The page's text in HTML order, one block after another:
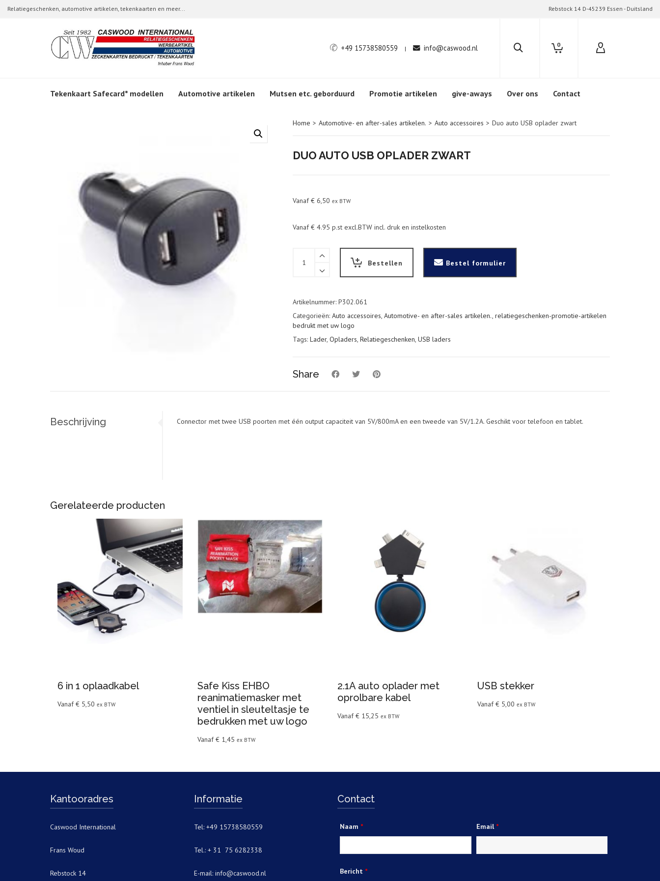
Relatiegeschenken, automotive artikelen, tekenkaarten en meer... Rebstock 14 D-45239 Essen - Duitsland
+49 15738580559 | info@caswood.nl 0
Tekenkaart Safecard* modellen Automotive artikelen Mutsen etc. geborduurd Promotie artikelen give-aways Over ons Contact
Home > Automotive- en after-sales artikelen. > Auto accessoires > Duo auto USB oplader zwart
DUO AUTO USB OPLADER ZWART
Vanaf€6,50 ex BTW
Vanaf € 4.95 p.st excl.BTW incl. druk en instelkosten
auto
quantity
Bestellen Bestel formulier
Artikelnummer: P302.061
Categorieën: Auto accessoires, Automotive- en after-sales artikelen., relatiegeschenken-promotie-artikelen
bedrukt met uw logo
Tags: Lader, Opladers, Relatiegeschenken, USB laders
Share
Beschrijving Connector met twee USB poorten met één output capaciteit van 5V/800mA en een tweede van 5V/1.2A. Geschikt voor telefoon en tablet.
Gerelateerde producten
6 in 1 oplaadkabel
Vanaf€ 5,50 ex BTW
Safe Kiss EHBO
reanimatiemasker met
ventiel in sleuteltasje te
bedrukken met uw logo
Vanaf€ 1,45 ex BTW
2.1A auto oplader met
oprolbare kabel
Vanaf€ 15,25 ex BTW
USB stekker
Vanaf€ 5,00 ex BTW
Kantooradres
Caswood International
Frans Woud
Rebstock 14
Informatie
Tel: +49 15738580559
Tel.: + 31 75 6282338
E-mail: info@caswood.nl
Contact
Naam * Email *
Bericht *